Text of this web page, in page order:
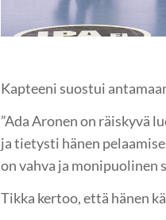
Kapteeni suostui
”Ada Aronen on räiskyvä
ja tietysti hänen
on vahva ja monipuolinen
Tikka kertoo, että hänen